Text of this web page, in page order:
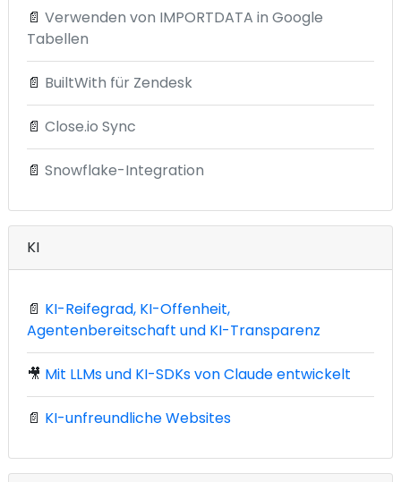
📄 Verwenden von IMPORTDATA in Google
Tabellen
📄 BuiltWith für Zendesk
📄 Close.io Sync
📄 Snowflake-Integration
KI
📄 KI-Reifegrad, KI-Offenheit,
Agentenbereitschaft und KI-Transparenz
🎥 Mit LLMs und KI-SDKs von Claude entwickelt
📄 KI-unfreundliche Websites